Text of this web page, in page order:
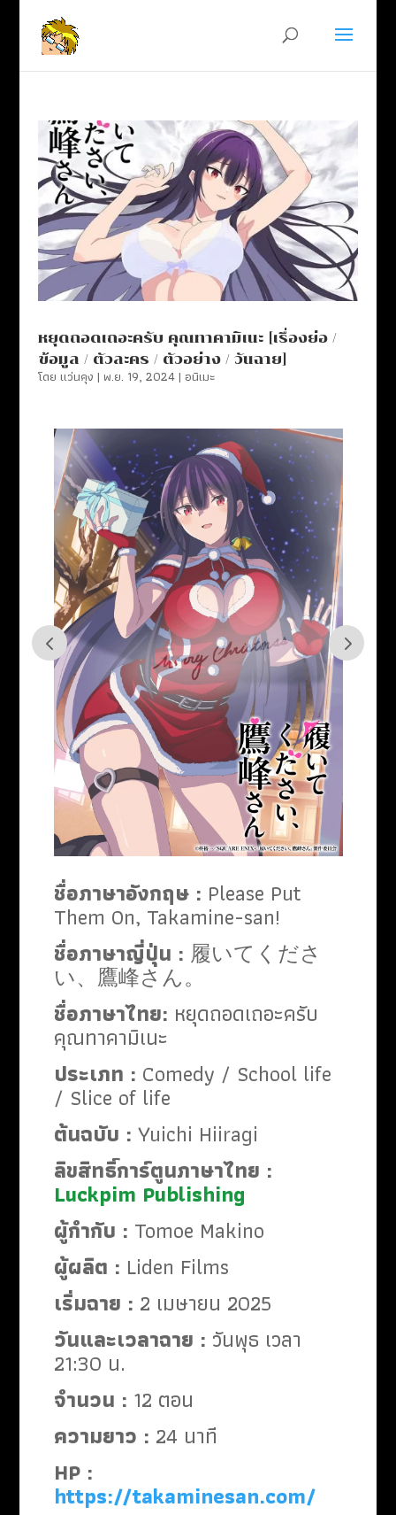
หยุดถอดเถอะครับ คุณทาคามิเนะ [เรื่องย่อ /
ข้อมูล / ตัวละคร / ตัวอย่าง / วันฉาย]
โดย แว่นคุง | พ.ย. 19, 2024| อนิเมะ
ชื่อภาษาอังกฤษ : Please Put
Them On, Takamine-san!
ชื่อภาษาญี่ปุ่น : 履いてくださ
い、鷹峰さん。
ชื่อภาษาไทย: หยุดถอดเถอะครับ
คุณทาคามิเนะ
ประเภท : Comedy / School life
/ Slice of life
ต้นฉบับ : Yuichi Hiiragi
ลิขสิทธิ์การ์ตูนภาษาไทย :
Luckpim Publishing
ผู้กำกับ : Tomoe Makino
ผู้ผลิต : Liden Films
เริ่มฉาย : 2 เมษายน 2025
วันและเวลาฉาย : วันพุธ เวลา
21:30 น.
จำนวน : 12 ตอน
ความยาว : 24 นาที
HP :
https://takaminesan.com/